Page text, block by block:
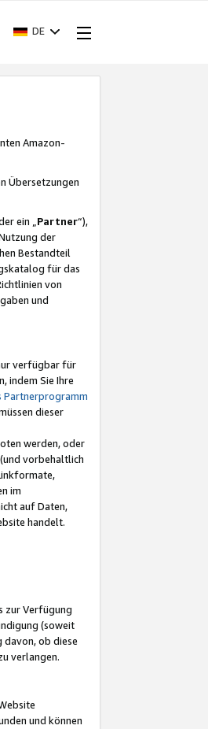
DE
Amazon-
Übersetzungen
ein „Partner“),
der
Bestandteil
für das
von
und
verfügbar für
indem Sie Ihre
Partnerprogramm
dieser
werden, oder
vorbehaltlich
im
auf Daten,
handelt.
zur Verfügung
(soweit
davon, ob diese
verlangen.
und können